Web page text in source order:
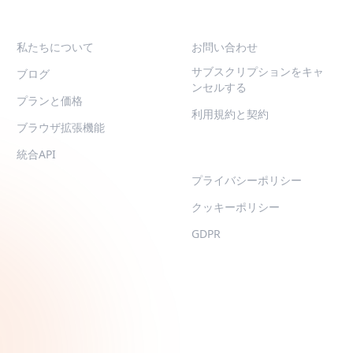
私たちについて
ブログ
プランと価格
ブラウザ拡張機能
統合API
お問い合わせ
サブスクリプションをキャ
ンセルする
利用規約と契約
プライバシーポリシー
クッキーポリシー
GDPR